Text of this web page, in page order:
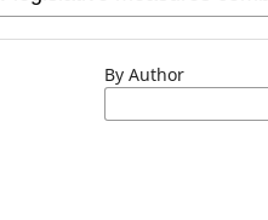
By Author